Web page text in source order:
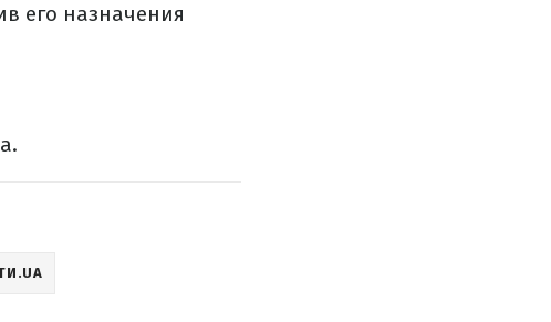
его назначения